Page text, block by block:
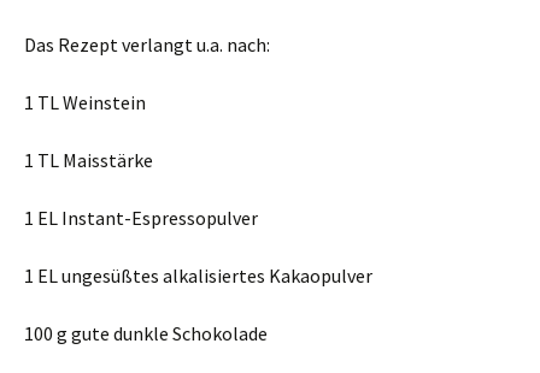
Das Rezept verlangt u.a. nach:
1 TL Weinstein
1 TL Maisstärke
1 EL Instant-Espressopulver
1 EL ungesüßtes alkalisiertes Kakaopulver
100 g gute dunkle Schokolade